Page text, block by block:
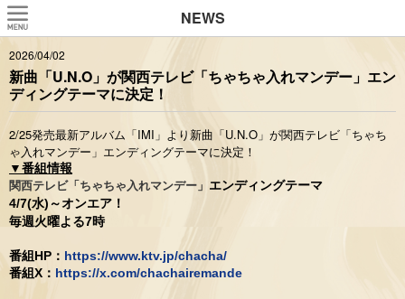
NEWS
2026/04/02
新曲「U.N.O」が関西テレビ「ちゃちゃ入れマンデー」エン
ディングテーマに決定！
2/25発売最新アルバム「IMI」より新曲「U.N.O」が関西テレビ「ちゃち
ゃ入れマンデー」エンディングテーマに決定！
▼番組情報
関西テレビ「ちゃちゃ入れマンデー」 エンディングテーマ
4/7(水)～オンエア！
毎週火曜よる7時
番組HP： https://www.ktv.jp/chacha/
番組X： https://x.com/chachairemande